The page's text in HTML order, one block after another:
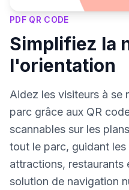
PDF QR CODE
Simplifiez la
l'orientation
Aidez les visiteurs à se
parc grâce aux QR
scannables sur les
tout le parc, guidant
attractions, restaurants
solution de navigation